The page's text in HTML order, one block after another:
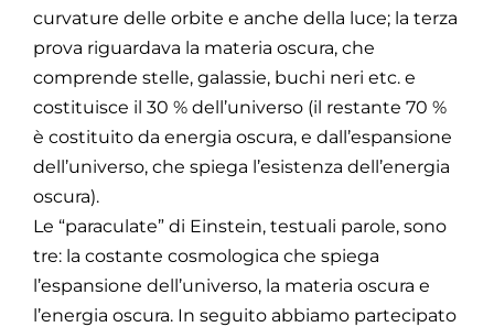
curvature delle orbite e anche della luce; la terza
prova riguardava la materia oscura, che
comprende stelle, galassie, buchi neri etc. e
costituisce il 30 % dell’universo (il restante 70 %
è costituito da energia oscura, e dall’espansione
dell’universo, che spiega l’esistenza dell’energia
oscura).
Le “paraculate” di Einstein, testuali parole, sono
tre: la costante cosmologica che spiega
l’espansione dell’universo, la materia oscura e
l’energia oscura. In seguito abbiamo partecipato